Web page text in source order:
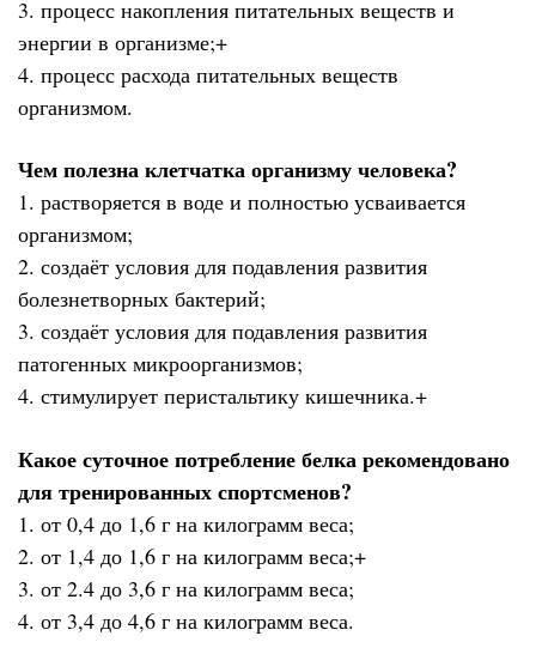
3. процесс накопления питательных веществ и
энергии в организме;+
4. процесс расхода питательных веществ
организмом.
Чем полезна клетчатка организму человека?
1. растворяется в воде и полностью усваивается
организмом;
2. создаёт условия для подавления развития
болезнетворных бактерий;
3. создаёт условия для подавления развития
патогенных микроорганизмов;
4. стимулирует перистальтику кишечника.+
Какое суточное потребление белка рекомендовано
для тренированных спортсменов?
1. от 0,4 до 1,6 г на килограмм веса;
2. от 1,4 до 1,6 г на килограмм веса;+
3. от 2.4 до 3,6 г на килограмм веса;
4. от 3,4 до 4,6 г на килограмм веса.